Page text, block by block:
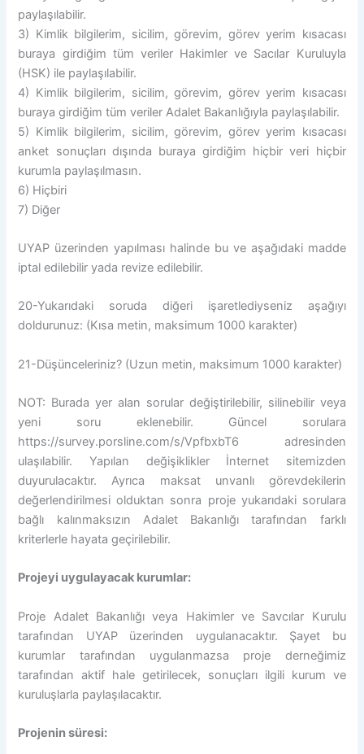
paylaşılabilir.
3) Kimlik bilgilerim, sicilim, görevim, görev yerim kısacası
buraya girdiğim tüm veriler Hakimler ve Sacılar Kuruluyla
(HSK) ile paylaşılabilir.
4) Kimlik bilgilerim, sicilim, görevim, görev yerim kısacası
buraya girdiğim tüm veriler Adalet Bakanlığıyla paylaşılabilir.
5) Kimlik bilgilerim, sicilim, görevim, görev yerim kısacası
anket sonuçları dışında buraya girdiğim hiçbir veri hiçbir
kurumla paylaşılmasın.
6) Hiçbiri
7) Diğer
UYAP üzerinden yapılması halinde bu ve aşağıdaki madde
iptal edilebilir yada revize edilebilir.
20-Yukarıdaki soruda diğeri işaretlediyseniz aşağıyı
doldurunuz: (Kısa metin, maksimum 1000 karakter)
21-Düşünceleriniz? (Uzun metin, maksimum 1000 karakter)
NOT: Burada yer alan sorular değiştirilebilir, silinebilir veya
yeni soru eklenebilir. Güncel sorulara
https://survey.porsline.com/s/VpfbxbT6 adresinden
ulaşılabilir. Yapılan değişiklikler İnternet sitemizden
duyurulacaktır. Ayrıca maksat unvanlı görevdekilerin
değerlendirilmesi olduktan sonra proje yukarıdaki sorulara
bağlı kalınmaksızın Adalet Bakanlığı tarafından farklı
kriterlerle hayata geçirilebilir.
Projeyi uygulayacak kurumlar:
Proje Adalet Bakanlığı veya Hakimler ve Savcılar Kurulu
tarafından UYAP üzerinden uygulanacaktır. Şayet bu
kurumlar tarafından uygulanmazsa proje derneğimiz
tarafından aktif hale getirilecek, sonuçları ilgili kurum ve
kuruluşlarla paylaşılacaktır.
Projenin süresi: